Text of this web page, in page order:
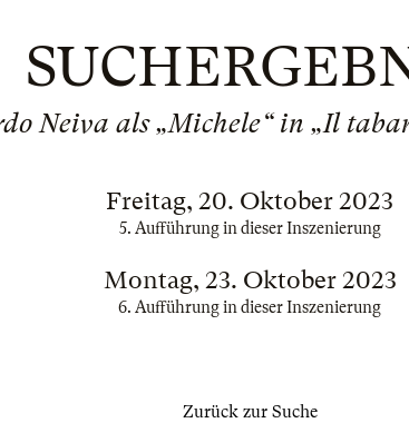
Neiva als „Michele“ in „Il
Freitag, 20. Oktober 2023
5. Aufführung in dieser Inszenierung
Montag, 23. Oktober 2023
6. Aufführung in dieser Inszenierung
Zurück zur Suche